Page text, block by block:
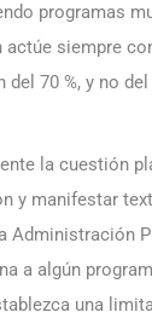
programas
siempre
70 %, y no
la cuestión
y manifestar
Administración
a algún
una